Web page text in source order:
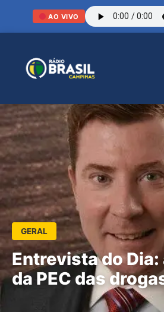
AO VIVO
GERAL
Entrevista do
da PEC das